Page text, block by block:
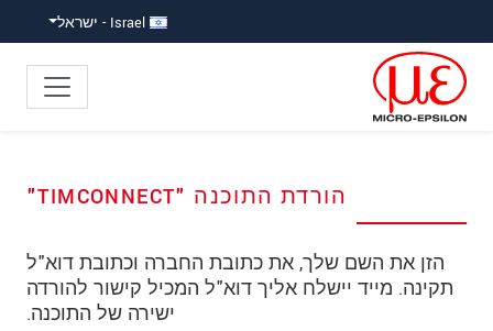
Israel - ישראל
הורדת התוכנה "TIMCONNECT"
הזן את השם שלך, את כתובת החברה וכתובת דוא"ל
תקינה. מייד יישלח אליך דוא"ל המכיל קישור להורדה
ישירה של התוכנה.